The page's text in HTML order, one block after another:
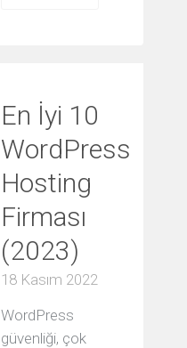
En İyi 10
WordPress
Hosting
Firması
(2023)
18 Kasım 2022
WordPress
güvenliği, çok